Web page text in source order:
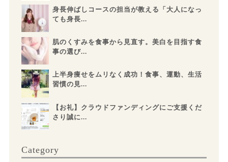
身長伸ばしコースの担当が教える「大人になっ
ても身長...
肌のくすみを食事から見直す。美白を目指す食
事の選び...
上半身痩せをムリなく成功！食事、運動、生活
習慣の見...
【お礼】クラウドファンディングにご支援くだ
さり誠に...
Category